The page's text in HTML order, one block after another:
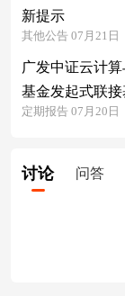
新提示
其他公告 07月21日
广发中证云计
基金发起式联
定期报告 07月20日
讨论 问答